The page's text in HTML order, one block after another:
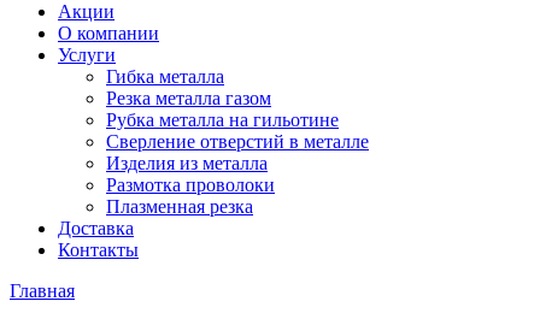
Акции
О компании
Услуги
Гибка металла
Резка металла газом
Рубка металла на гильотине
Сверление отверстий в металле
Изделия из металла
Размотка проволоки
Плазменная резка
Доставка
Контакты
Главная